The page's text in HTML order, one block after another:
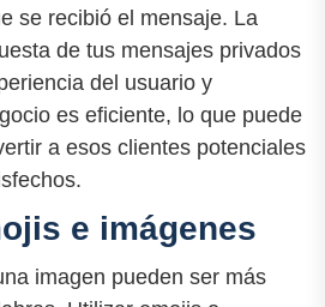
se recibió el mensaje. La
de tus mensajes privados
del usuario y
es eficiente, lo que puede
a esos clientes potenciales
e imágenes
imagen pueden ser más